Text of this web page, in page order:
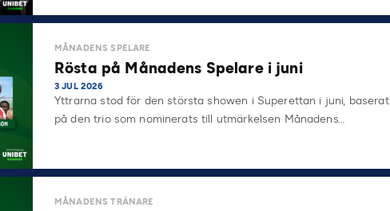
MÅNADENS SPELARE
Rösta på Månadens Spelare i juni
3 JUL 2026
Yttrarna stod för den största showen i Superettan i juni, baserat
på den trio som nominerats till utmärkelsen Månadens…
MÅNADENS TRÄNARE